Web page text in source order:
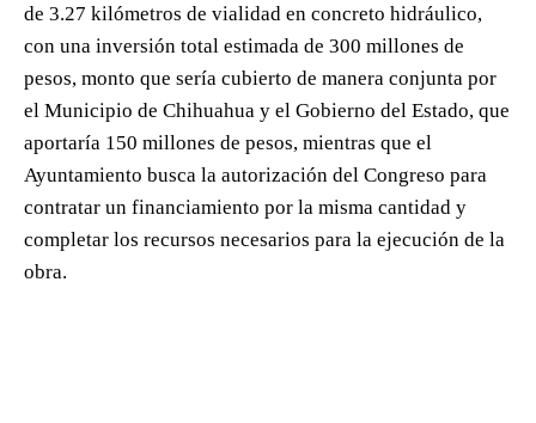
de 3.27 kilómetros de vialidad en concreto hidráulico,
con una inversión total estimada de 300 millones de
pesos, monto que sería cubierto de manera conjunta por
el Municipio de Chihuahua y el Gobierno del Estado, que
aportaría 150 millones de pesos, mientras que el
Ayuntamiento busca la autorización del Congreso para
contratar un financiamiento por la misma cantidad y
completar los recursos necesarios para la ejecución de la
obra.